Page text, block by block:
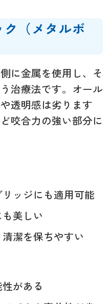
（メタルボ
に金属を使用し、そ
治療法です。オール
透明感は劣ります
咬合力の強い部分に
ッジにも適用可能
美しい
潔を保ちやすい
がある